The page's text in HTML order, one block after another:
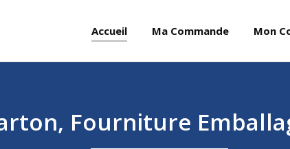
Accueil Ma Commande Mon
Fourniture